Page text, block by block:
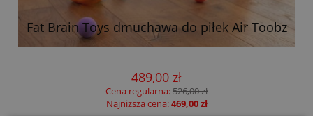
Fat Brain Toys dmuchawa do piłek Air Toobz
489,00 zł
Cena regularna:526,00 zł
Najniższa cena:469,00 zł